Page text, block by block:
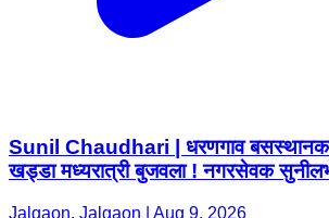
Sunil Chaudhari | धरणगाव
खड्डा मध्यरात्री बुजवला ! नगरसेवक
Jalgaon, Jalgaon | Aug 9, 2026